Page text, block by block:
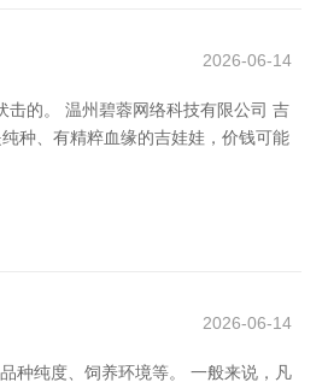
2026-06-14
击的。 温州碧蓉网络科技有限公司 吉
种、有精粹血缘的吉娃娃，价钱可能
2026-06-14
种纯度、饲养环境等。 一般来说，凡